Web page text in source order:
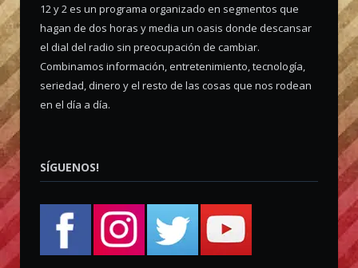
12 y 2 es un programa organizado en segmentos que
hagan de dos horas y media un oasis donde descansar
el dial del radio sin preocupación de cambiar.
Combinamos información, entretenimiento, tecnología,
seriedad, dinero y el resto de las cosas que nos rodean
en el día a día.
SÍGUENOS!